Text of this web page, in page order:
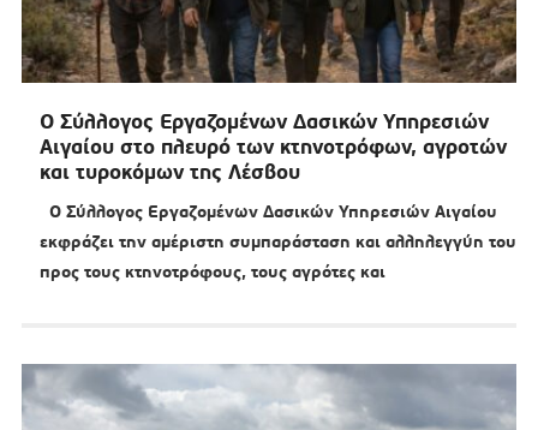
Ο Σύλλογος Εργαζομένων Δασικών Υπηρεσιών
Αιγαίου στο πλευρό των κτηνοτρόφων, αγροτών
και τυροκόμων της Λέσβου
Ο Σύλλογος Εργαζομένων Δασικών Υπηρεσιών Αιγαίου
εκφράζει την αμέριστη συμπαράσταση και αλληλεγγύη του
προς τους κτηνοτρόφους, τους αγρότες και